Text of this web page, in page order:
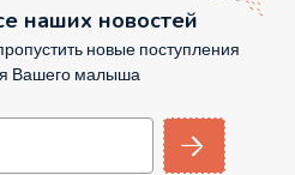
наших новостей
новые поступления
Вашего малыша